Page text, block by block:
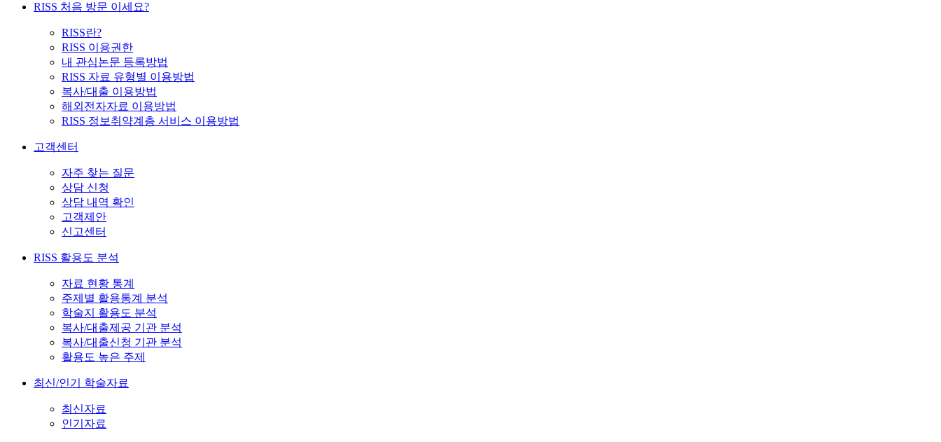
RISS 처음 방문 이세요?
RISS란?
RISS 이용권한
내 관심논문 등록방법
RISS 자료 유형별 이용방법
복사/대출 이용방법
해외전자자료 이용방법
RISS 정보취약계층 서비스 이용방법
고객센터
자주 찾는 질문
상담 신청
상담 내역 확인
고객제안
신고센터
RISS 활용도 분석
자료 현황 통계
주제별 활용통계 분석
학술지 활용도 분석
복사/대출제공 기관 분석
복사/대출신청 기관 분석
활용도 높은 주제
최신/인기 학술자료
최신자료
인기자료